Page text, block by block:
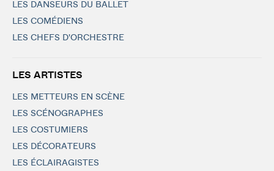
LES DANSEURS DU BALLET
LES COMÉDIENS
LES CHEFS D'ORCHESTRE
LES ARTISTES
LES METTEURS EN SCÈNE
LES SCÉNOGRAPHES
LES COSTUMIERS
LES DÉCORATEURS
LES ÉCLAIRAGISTES